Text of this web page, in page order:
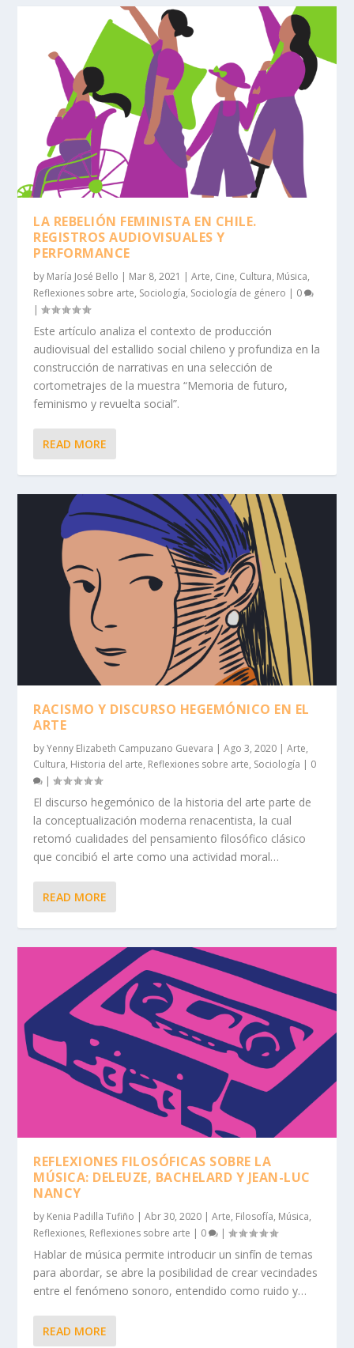
LA REBELIÓN FEMINISTA EN CHILE.
REGISTROS AUDIOVISUALES Y
PERFORMANCE
by María José Bello | Mar 8, 2021 |Arte, Cine, Cultura, Música,
Reflexiones sobre arte, Sociología, Sociología de género | 0
|
Este artículo analiza el contexto de producción
audiovisual del estallido social chileno y profundiza en la
construcción de narrativas en una selección de
cortometrajes de la muestra “Memoria de futuro,
feminismo y revuelta social”.
READ MORE
RACISMO Y DISCURSO HEGEMÓNICO EN EL
ARTE
byYenny Elizabeth Campuzano Guevara |Ago 3, 2020 |Arte,
Cultura, Historia del arte, Reflexiones sobre arte, Sociología | 0
|
El discurso hegemónico de la historia del arte parte de
la conceptualización moderna renacentista, la cual
retomó cualidades del pensamiento filosófico clásico
que concibió el arte como una actividad moral…
READ MORE
REFLEXIONES FILOSÓFICAS SOBRE LA
MÚSICA: DELEUZE, BACHELARD Y JEAN-LUC
NANCY
by Kenia Padilla Tufiño |Abr 30, 2020 |Arte, Filosofía, Música,
Reflexiones, Reflexiones sobre arte | 0 |
Hablar de música permite introducir un sinfín de temas
para abordar, se abre la posibilidad de crear vecindades
entre el fenómeno sonoro, entendido como ruido y…
READ MORE